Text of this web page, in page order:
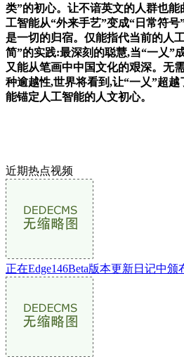
类”的初心。让不谙英文的人群也能
工智能从“外来手艺”变成“日常符
是一切的归宿。仅能指代当前的人
简”的实践:最深刻的聪慧,当“一乂”
又能从笔画中中国文化的艰深。无
种逾越性,世界将看到,让“一乂”超
能锚定人工智能的人文初心。
近期热点视频
正在Edge146Beta版本更新日记中颁